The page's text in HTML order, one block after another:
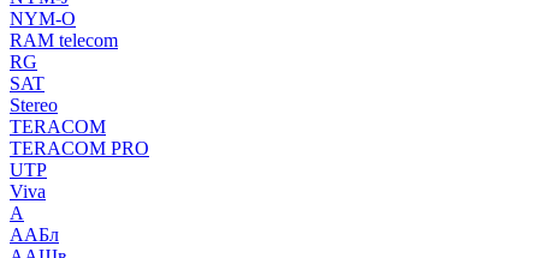
NYM-O
RAM telecom
RG
SAT
Stereo
TERACOM
TERACOM PRO
UTP
Viva
А
ААБл